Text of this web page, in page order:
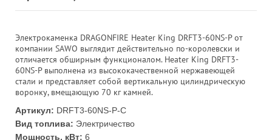
Электрокаменка DRAGONFIRE Heater King DRFT3-60NS-P от
компании SAWO выглядит действительно по-королевски и
отличается обширным функционалом. Heater King DRFT3-
60NS-P выполнена из высококачественной нержавеющей
стали и представляет собой вертикальную цилиндрическую
воронку, вмещающую 70 кг камней.
Артикул: DRFT3-60NS-P-C
Вид топлива: Электричество
Мощность, кВт: 6